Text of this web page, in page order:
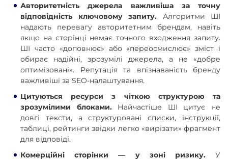
Авторитетність джерела важливіша за точну
відповідність ключовому запиту. Алгоритми ШІ
надають перевагу авторитетним брендам, навіть
якщо на сторінці немає точного входження запиту.
ШІ часто «доповнює» або «переосмислює» зміст і
обирає надійні, зрозумілі джерела, а не «добре
оптимізовані». Репутація та впізнаваність бренду
важливіші за SEO-налаштування.
Цитуються ресурси з чіткою структурою та
зрозумілими блоками.Найчастіше ШІ цитує не
довгі тексти, а структуровані списки, інструкції,
таблиці, рейтинги звідки легко «вирізати» фрагмент
для відповіді.
Комерційні сторінки — у зоні ризику. У